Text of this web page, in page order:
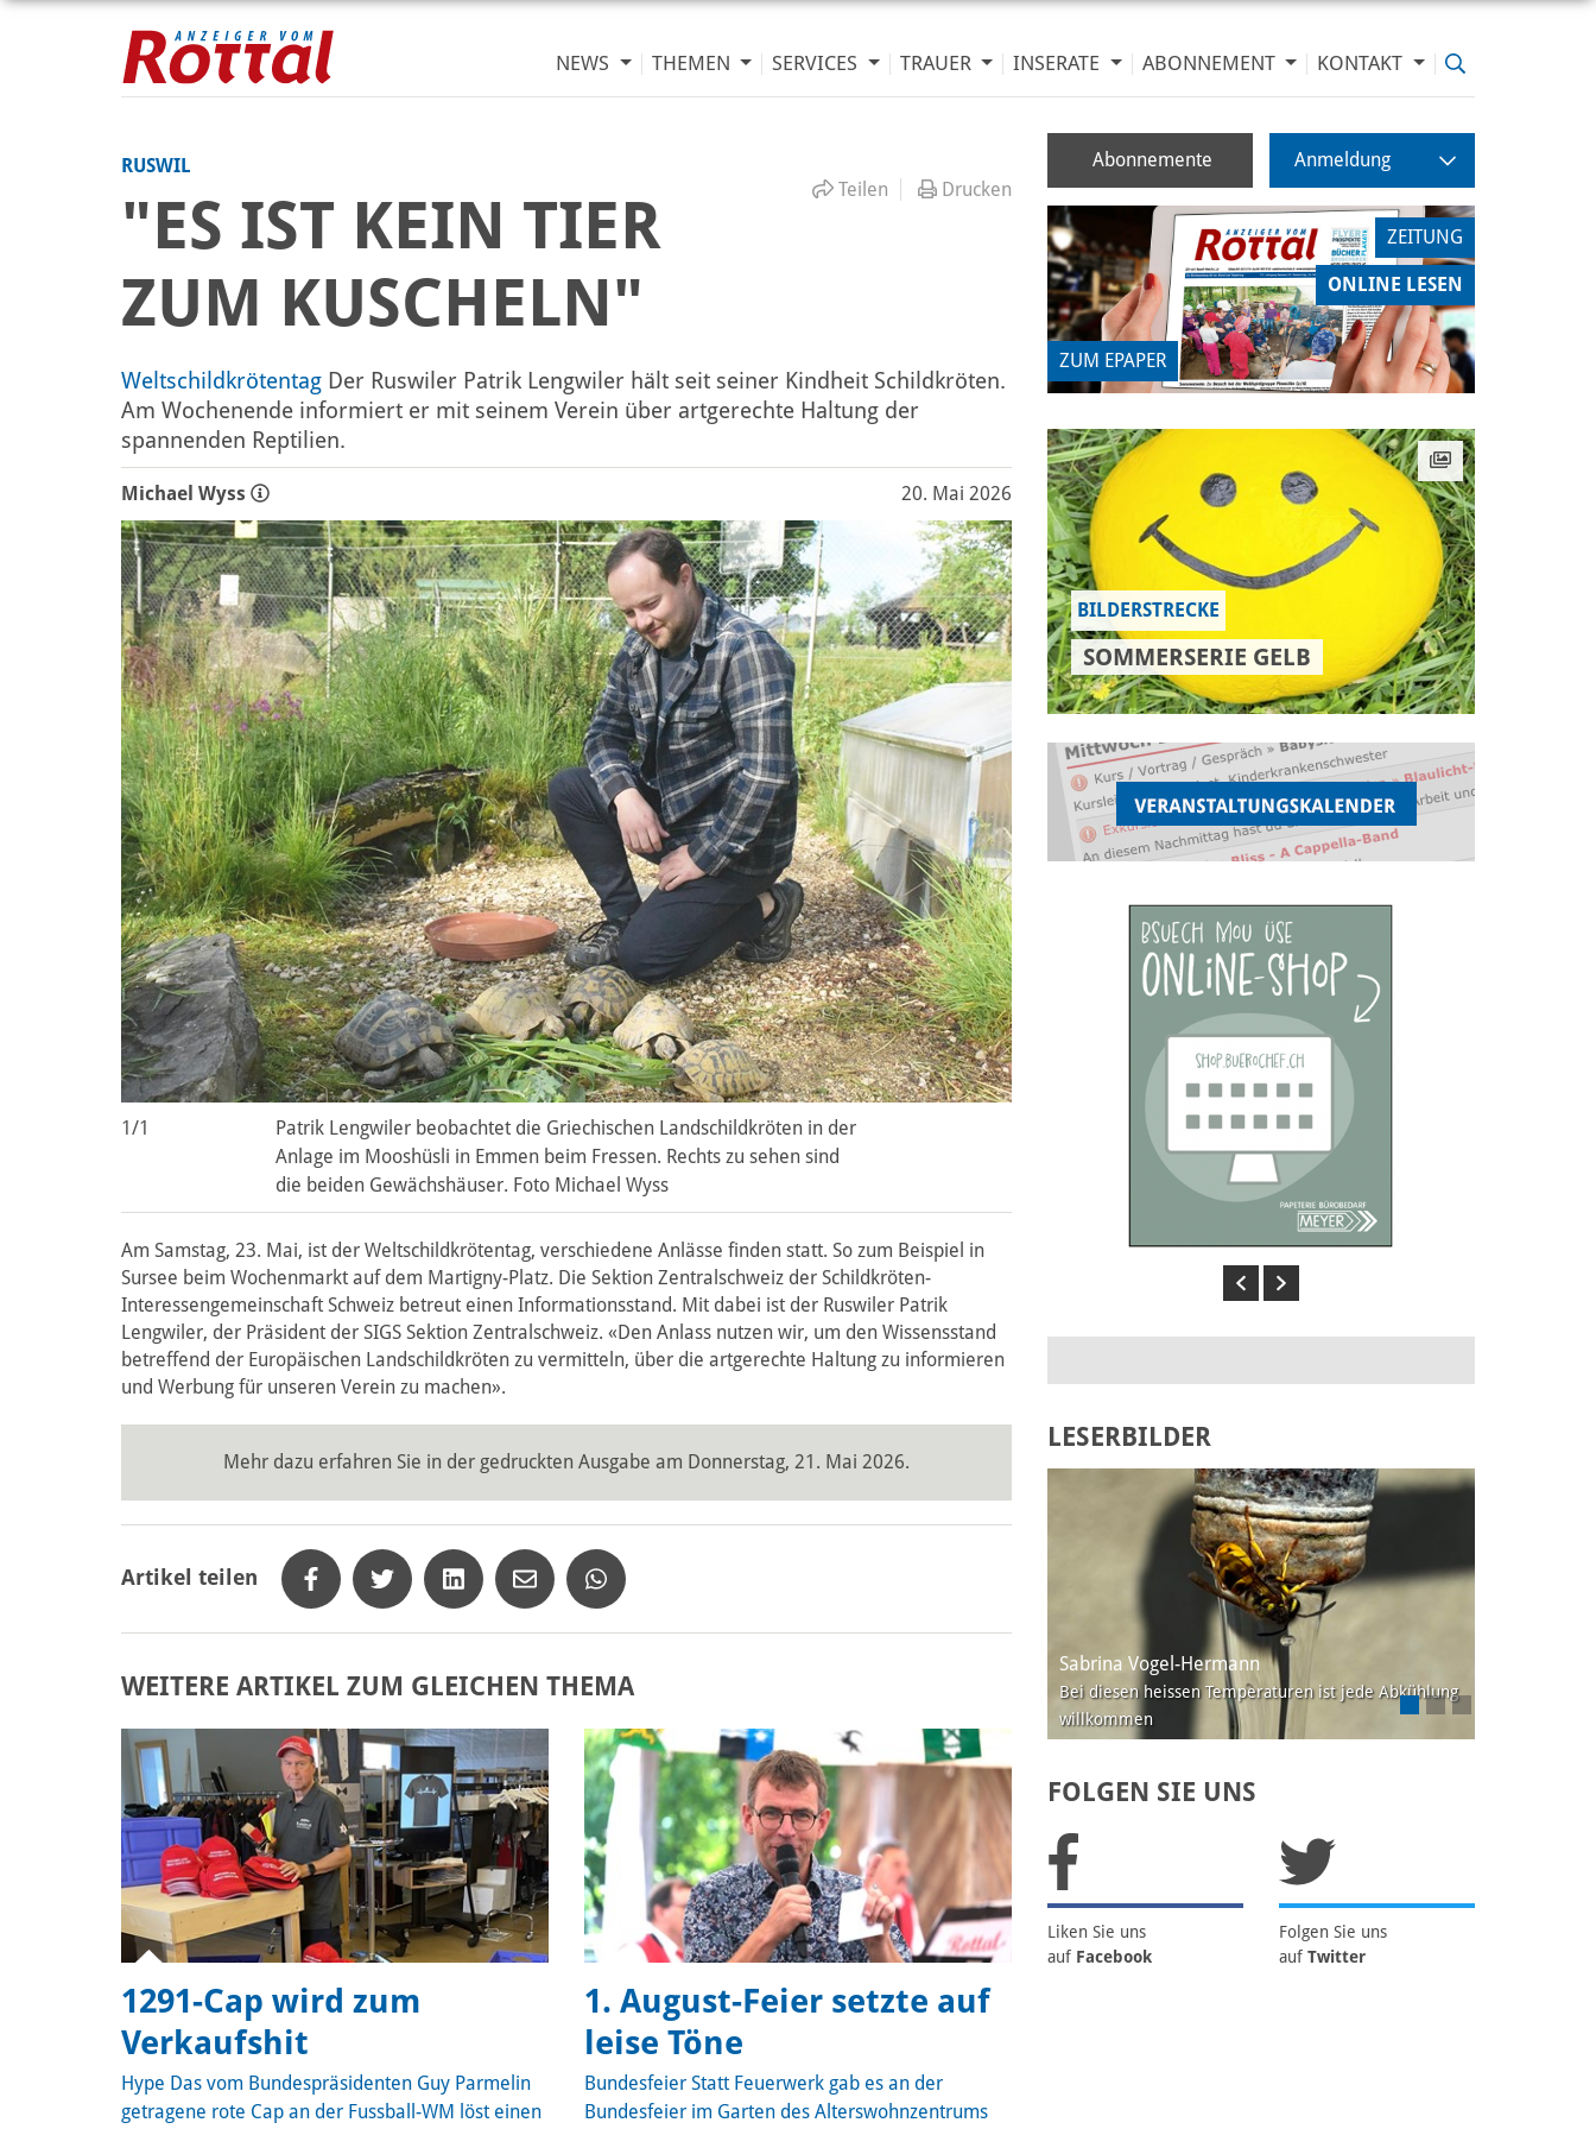
NEWS THEMEN SERVICES TRAUER INSERATE ABONNEMENT KONTAKT
RUSWIL
Teilen
Drucken
"ES IST KEIN TIER
ZUM KUSCHELN"
Weltschildkrötentag Der Ruswiler Patrik Lengwiler hält seit seiner Kindheit Schildkröten.
Am Wochenende informiert er mit seinem Verein über artgerechte Haltung der
spannenden Reptilien.
Michael Wyss 20. Mai 2026
1/1
Patrik Lengwiler beobachtet die Griechischen Landschildkröten in der
Anlage im Mooshüsli in Emmen beim Fressen. Rechts zu sehen sind
die beiden Gewächshäuser. Foto Michael Wyss
Am Samstag, 23. Mai, ist der Weltschildkrötentag, verschiedene Anlässe finden statt. So zum Beispiel in
Sursee beim Wochenmarkt auf dem Martigny-Platz. Die Sektion Zentralschweiz der Schildkröten-
Interessengemeinschaft Schweiz betreut einen Informationsstand. Mit dabei ist der Ruswiler Patrik
Lengwiler, der Präsident der SIGS Sektion Zentralschweiz. «Den Anlass nutzen wir, um den Wissensstand
betreffend der Europäischen Landschildkröten zu vermitteln, über die artgerechte Haltung zu informieren
und Werbung für unseren Verein zu machen».
Mehr dazu erfahren Sie in der gedruckten Ausgabe am Donnerstag, 21. Mai 2026.
Artikel teilen
WEITERE ARTIKEL ZUM GLEICHEN THEMA
1291-Cap wird zum
Verkaufshit
Hype Das vom Bundespräsidenten Guy Parmelin
getragene rote Cap an der Fussball-WM löst einen
1. August-Feier setzte auf
leise Töne
Bundesfeier Statt Feuerwerk gab es an der
Bundesfeier im Garten des Alterswohnzentrums
Abonnemente Anmeldung
ZUM EPAPER
ZEITUNG
ONLINE LESEN
BILDERSTRECKE
SOMMERSERIE GELB
Previous
Next
LESERBILDER
Sabrina Vogel-Hermann
Bei diesen heissen Temperaturen ist jede Abkühlung
willkommen
Sabrina Vogel-
Die ersten Blätter
Laden Sie Ihr eigenes Bild hoch
FOLGEN SIE UNS
Liken Sie uns
auf Facebook
Folgen Sie uns
auf Twitter